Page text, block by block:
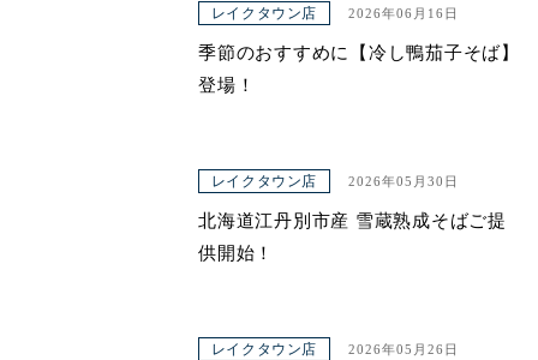
レイクタウン店 2026年06月16日
季節のおすすめに【冷し鴨茄子そば】
登場！
レイクタウン店 2026年05月30日
北海道江丹別市産 雪蔵熟成そばご提
供開始！
レイクタウン店 2026年05月26日